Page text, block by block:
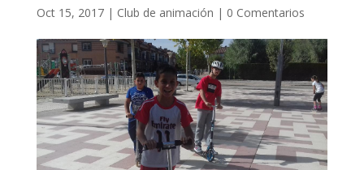
Oct 15, 2017| Club de animación | 0 Comentarios